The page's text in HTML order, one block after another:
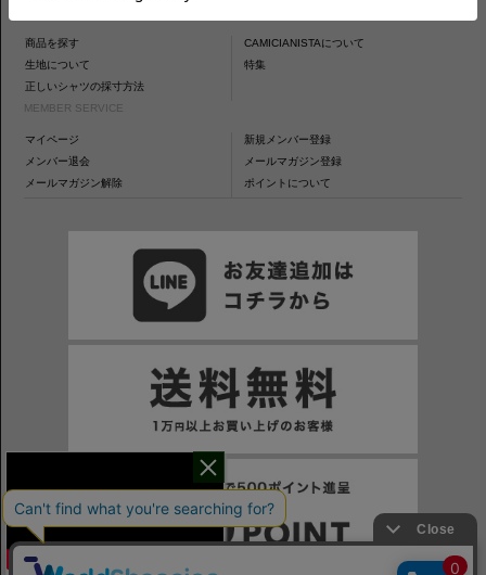
商品を探す
CAMICIANISTAについて
生地について
特集
正しいシャツの採寸方法
MEMBER SERVICE
マイページ
新規メンバー登録
メンバー退会
メールマガジン登録
メールマガジン解除
ポイントについて